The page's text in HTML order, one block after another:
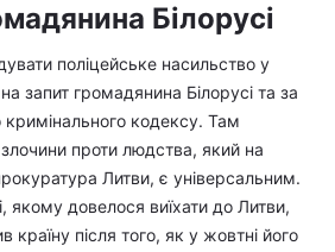
Білорусі
поліцейське насильство у
запит громадянина Білорусі та за
кримінального кодексу. Там
проти людства, який на
Литви, є універсальним.
якому довелося виїхати до Литви,
після того, як у жовтні його